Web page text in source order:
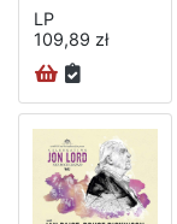
LP
109,89 zł